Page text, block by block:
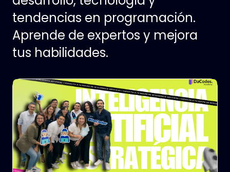
tendencias en programación.
Aprende de expertos y mejora
tus habilidades.